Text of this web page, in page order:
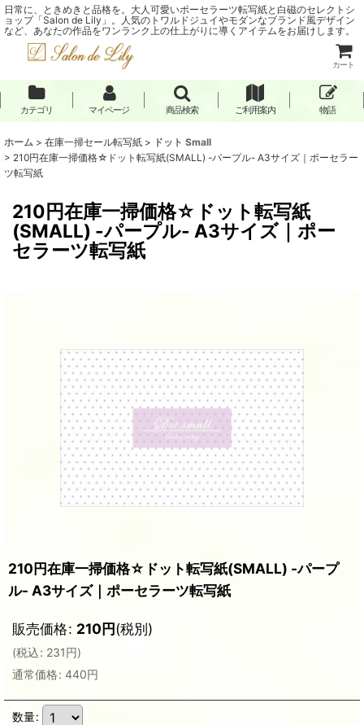
日常に、ときめきと品格を。大人可愛いポーセラーツ転写紙と白磁のセレクトシ
ョップ「Salon de Lily」。人気のトワルドジュイやモダンなブランド風デザイン
など、あなたの作品をワンランク上の仕上がりに導くアイテムをお届けします。
カート
カテゴリ マイページ 商品検索 ご利用案内 物語
ホーム > 在庫一掃セール転写紙 > ドット Small
> 210円在庫一掃価格☆ドット転写紙(SMALL) -パープル- A3サイズ｜ポーセラー
ツ転写紙
210円在庫一掃価格☆ドット転写紙
(SMALL) -パープル- A3サイズ｜ポー
セラーツ転写紙
210円在庫一掃価格☆ドット転写紙(SMALL) -パープ
ル- A3サイズ｜ポーセラーツ転写紙
販売価格: 210円(税別)
(税込: 231円)
通常価格: 440円
数量: